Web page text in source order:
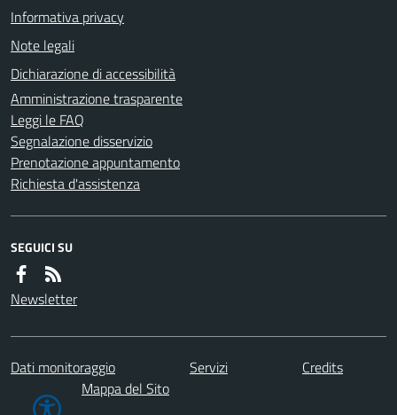
Informativa privacy
Note legali
Dichiarazione di accessibilità
Amministrazione trasparente
Leggi le FAQ
Segnalazione disservizio
Prenotazione appuntamento
Richiesta d'assistenza
SEGUICI SU
Newsletter
Dati monitoraggio Servizi
Credits
Mappa del Sito